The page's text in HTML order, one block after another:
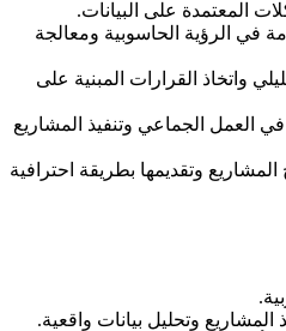
المعتمدة على البيانات.
في الرؤية الحاسوبية ومعالجة
واتخاذ القرارات المبنية على
العمل الجماعي وتنفيذ المشاريع
وتقديمها بطريقة احترافية
وتحليل بيانات واقعية.